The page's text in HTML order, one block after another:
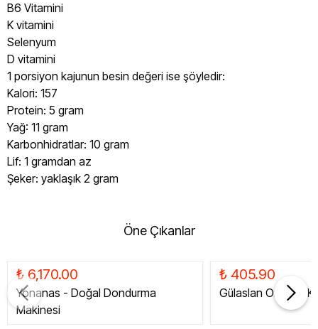
B6 Vitamini
K vitamini
Selenyum
D vitamini
1 porsiyon kajunun besin değeri ise şöyledir:
Kalori: 157
Protein: 5 gram
Yağ: 11 gram
Karbonhidratlar: 10 gram
Lif: 1 gramdan az
Şeker: yaklaşık 2 gram
Öne Çıkanlar
₺ 6,170.00
Yonanas - Doğal Dondurma
Makinesi
₺ 405.90
Gülaslan Organik